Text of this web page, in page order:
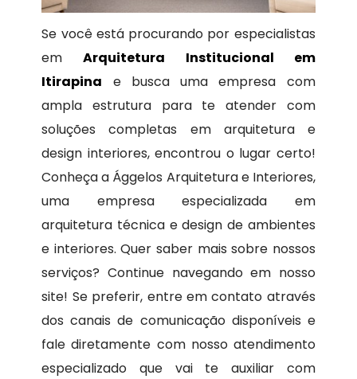
Se você está procurando por especialistas
emArquitetura Institucional em
Itirapina e busca uma empresa com
ampla estrutura para te atender com
soluções completas em arquitetura e
design interiores, encontrou o lugar certo!
Conheça a Ággelos Arquitetura e Interiores,
uma empresa especializada em
arquitetura técnica e design de ambientes
e interiores. Quer saber mais sobre nossos
serviços? Continue navegando em nosso
site! Se preferir, entre em contato através
dos canais de comunicação disponíveis e
fale diretamente com nosso atendimento
especializado que vai te auxiliar com